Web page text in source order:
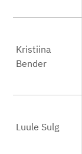
Kristiina
Bender
Luule Sulg